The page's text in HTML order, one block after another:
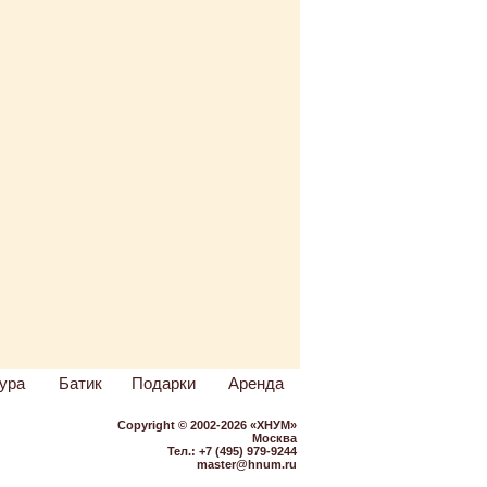
Батик Подарки Аренда
Copyright © 2002-2026 «ХНУМ»
Москва
Тел.: +7 (495) 979-9244
master@hnum.ru